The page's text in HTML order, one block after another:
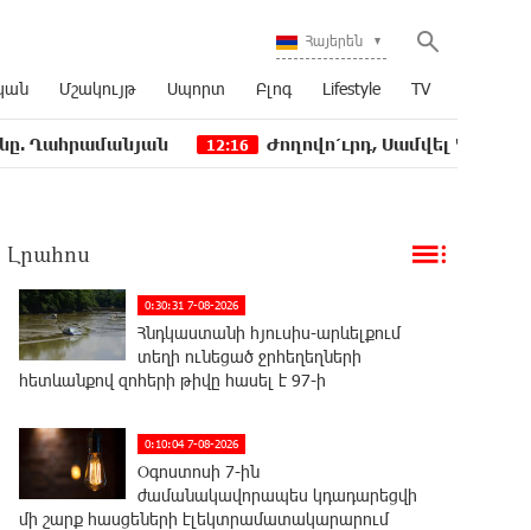
Հայերեն
Մշակույթ Սպորտ Բլոգ Lifestyle TV
12:16 Ժողովո՛ւրդ, Սամվել Կարապետյանի,
Լրահոս
0:30:31 7-08-2026
Հնդկաստանի հյուսիս-արևելքում
տեղի ունեցած ջրհեղեղների
հետևանքով զոհերի թիվը հասել է 97-ի
0:10:04 7-08-2026
Օգոստոսի 7-ին
ժամանակավորապես կդադարեցվի
մի շարք հասցեների էլեկտրամատակարարում